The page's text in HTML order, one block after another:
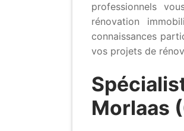
professionnels
rénovation
connaissances
vos projets de
Morlaas